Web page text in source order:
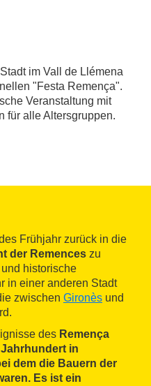
im Vall de Llémena
"Festa Remença".
Veranstaltung mit
für alle Altersgruppen.
Frühjahr zurück in die
der Remences zu
historische
in einer anderen Stadt
zwischen Gironès und
des Remença
in
dem die Bauern der
Es ist ein